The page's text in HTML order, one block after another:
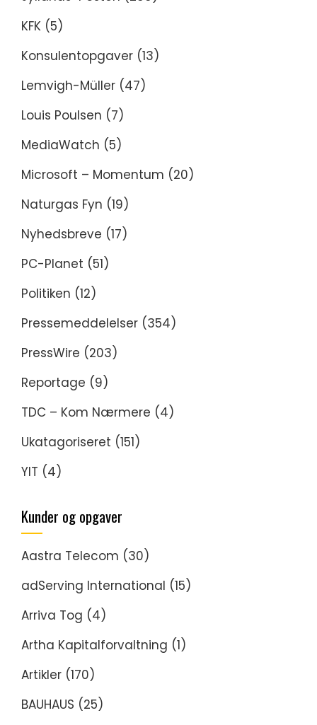
KFK (5)
Konsulentopgaver (13)
Lemvigh-Müller (47)
Louis Poulsen (7)
MediaWatch (5)
Microsoft – Momentum (20)
Naturgas Fyn (19)
Nyhedsbreve (17)
PC-Planet (51)
Politiken (12)
Pressemeddelelser (354)
PressWire (203)
Reportage (9)
TDC – Kom Nærmere (4)
Ukatagoriseret (151)
YIT (4)
Kunder og opgaver
Aastra Telecom (30)
adServing International (15)
Arriva Tog (4)
Artha Kapitalforvaltning (1)
Artikler (170)
BAUHAUS (25)